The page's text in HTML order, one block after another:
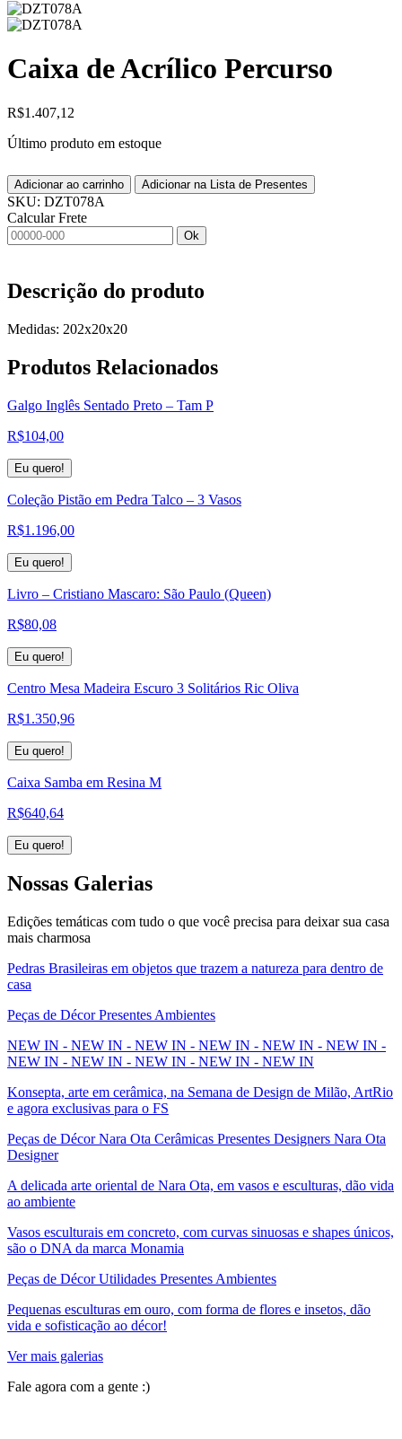
Caixa de Acrílico Percurso
R$1.407,12
Último produto em estoque
Adicionar ao carrinho Adicionar na Lista de Presentes
SKU: DZT078A
Calcular Frete
Ok
Descrição do produto
Medidas: 202x20x20
Produtos Relacionados
Galgo Inglês Sentado Preto – Tam P
R$104,00
Eu quero!
Coleção Pistão em Pedra Talco – 3 Vasos
R$1.196,00
Eu quero!
Livro – Cristiano Mascaro: São Paulo (Queen)
R$80,08
Eu quero!
Centro Mesa Madeira Escuro 3 Solitários Ric Oliva
R$1.350,96
Eu quero!
Caixa Samba em Resina M
R$640,64
Eu quero!
Nossas Galerias
Edições temáticas com tudo o que você precisa para deixar sua casa
mais charmosa
Pedras Brasileiras em objetos que trazem a natureza para dentro de
casa
Peças de Décor Presentes Ambientes
NEW IN - NEW IN - NEW IN - NEW IN - NEW IN - NEW IN -
NEW IN - NEW IN - NEW IN - NEW IN - NEW IN
Konsepta, arte em cerâmica, na Semana de Design de Milão, ArtRio
e agora exclusivas para o FS
Peças de Décor Nara Ota Cerâmicas Presentes Designers Nara Ota
Designer
A delicada arte oriental de Nara Ota, em vasos e esculturas, dão vida
ao ambiente
Vasos esculturais em concreto, com curvas sinuosas e shapes únicos,
são o DNA da marca Monamia
Peças de Décor Utilidades Presentes Ambientes
Pequenas esculturas em ouro, com forma de flores e insetos, dão
vida e sofisticação ao décor!
Ver mais galerias
Fale agora com a gente :)